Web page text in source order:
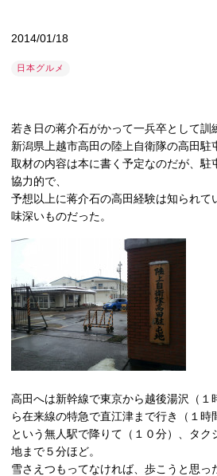
2014/01/18
日本グルメ
若き日の蒋介石がかって一兵卒として訓
新潟県上越市高田の陸上自衛隊の高田駐
取材の内容は本に書く予定なのだが、駐
協力的で、
予想以上に蒋介石の高田経験は知られて
味深いものだった。
高田へは新幹線で東京から越後湯沢（１
ら在来線の特急で直江津まで行き（１時
という無人駅で降りて（１０分）、タ
地まで５分ほど。
雪さえつもってなければ、歩こうと思っ